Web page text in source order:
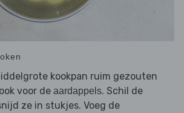
kookpan ruim gezouten
voor de aardappels. Schil de
ze in stukjes. Voeg de